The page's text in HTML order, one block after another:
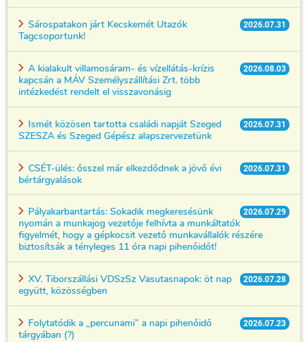
2026.07.31
Sárospatakon járt Kecskemét Utazók
Tagcsoportunk!
2026.08.03
A kialakult villamosáram- és vízellátás-krízis
kapcsán a MÁV Személyszállítási Zrt. több
intézkedést rendelt el visszavonásig
2026.07.31
Ismét közösen tartotta családi napját Szeged
SZESZA és Szeged Gépész alapszervezetünk
2026.07.31
CSÉT-ülés: ősszel már elkezdődnek a jövő évi
bértárgyalások
2026.07.29
Pályakarbantartás: Sokadik megkeresésünk
nyomán a munkajog vezetője felhívta a munkáltatók
figyelmét, hogy a gépkocsit vezető munkavállalók részére
biztosítsák a tényleges 11 óra napi pihenőidőt!
2026.07.28
XV. Tiborszállási VDSzSz Vasutasnapok: öt nap
együtt, közösségben
2026.07.23
Folytatódik a „percunami” a napi pihenőidő
tárgyában (?)